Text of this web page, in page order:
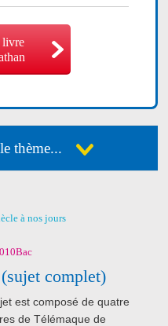
livre
thème...
à nos jours
Bac
complet)
est composé de quatre
de Télémaque de